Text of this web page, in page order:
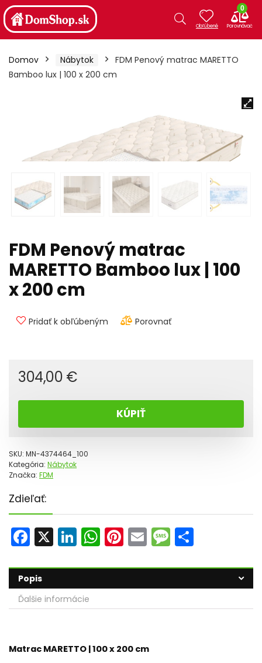
0
Domov Nábytok
FDM Penový matrac MARETTO
Bamboo lux | 100 x 200 cm
FDM Penový matrac
MARETTO Bamboo lux | 100
x 200 cm
Pridať k obľúbeným Porovnať
304,00 €
KÚPIŤ
SKU: MN-4374464_100
Kategória: Nábytok
Značka: FDM
Zdieľať:
F
a
c
e
b
o
X Li
n
k
e
dI
W
h
a
ts
A
p
Pi
nt
er
e
st
E
m
ai
l
M
e
s
s
a
ar
e
Popis
Ďalšie informácie
Matrac MARETTO | 100 x 200 cm